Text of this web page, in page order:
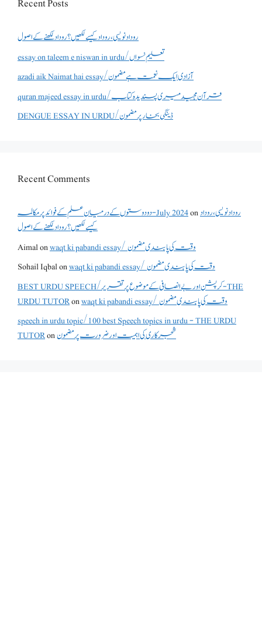
Recent Posts
روداد نویسی ،روداد کیسے لکھیں؟ روداد لکھنے کے اصول
essay on taleem e niswan in urdu/تعلیم نسواں
azadi aik Naimat hai essay/آزادی ایک نعمت ہے مضمون
quran majeed essay in urdu/قرآن مجید میری پسندیدہ کتاب
DENGUE ESSAY IN URDU/ڈینگی بخار پر مضمون
Recent Comments
دو دوستوں کے درمیان علم کے فوائد پر مکالمہ - July 2024onروداد نویسی ،روداد
کیسے لکھیں؟ روداد لکھنے کے اصول
Aimalon
waqt ki pabandi essay/ وقت کی پابندی مضمون
Sohail Iqbalon
waqt ki pabandi essay/ وقت کی پابندی مضمون
BEST URDU SPEECH/کرپشن اور بے انصافی کے موضوع پر تقریر - THE
URDU TUTORon
waqt ki pabandi essay/ وقت کی پابندی مضمون
speech in urdu topic/100 best Speech topics in urdu - THE URDU
TUTORonشجرکاری کی اہمیت اور ضرورت پر مضمون